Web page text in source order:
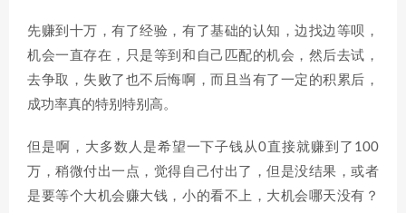
先赚到十万，有了经验，有了基础的认知，边找边等呗，
机会一直存在，只是等到和自己匹配的机会，然后去试，
去争取，失败了也不后悔啊，而且当有了一定的积累后，
成功率真的特别特别高。
但是啊，大多数人是希望一下子钱从0直接就赚到了100
万，稍微付出一点，觉得自己付出了，但是没结果，或者
是要等个大机会赚大钱，小的看不上，大机会哪天没有？